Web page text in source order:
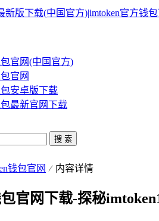
官网(中国官方)
官网
安卓版下载
最新官网下载
搜 索
钱包官网 内容详情
官网下载-探秘